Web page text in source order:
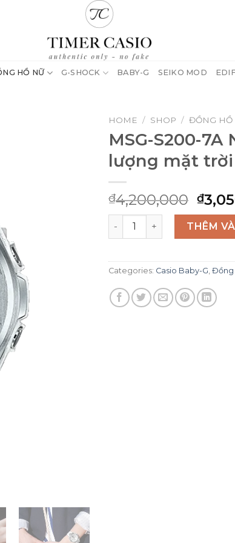
HỒ NỮ G-SHOCK BABY-G SEIKO MOD
HOME / SHOP / ĐỒNG HỒ
MSG-S200-7A
lượng mặt trời
₫4,200,000
price
was:
₫
MSG-S200-7A Năng lượng
THÊM
Categories: Casio Baby-G Đồng